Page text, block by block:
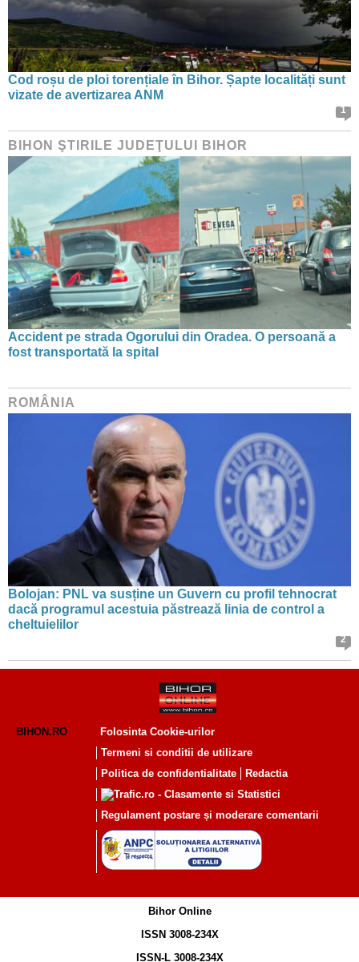
Cod roșu de ploi torențiale în Bihor. Șapte localități sunt
vizate de avertizarea ANM
1
BIHON ŞTIRILE JUDEŢULUI BIHOR
Accident pe strada Ogorului din Oradea. O persoană a
fost transportată la spital
ROMÂNIA
Bolojan: PNL va susține un Guvern cu profil tehnocrat
dacă programul acestuia păstrează linia de control a
cheltuielilor
2
BIHON.RO
Folosinta Cookie-urilor
Termeni si conditii de utilizare
Politica de confidentialitate
Redactia
Regulament postare și moderare comentarii
Bihor Online
ISSN 3008-234X
ISSN-L 3008-234X